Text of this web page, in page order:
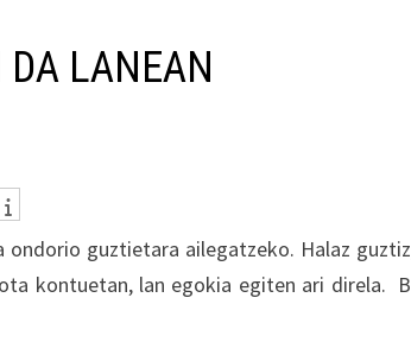
LANEAN
guztietara ailegatzeko. Halaz
kontuetan, lan egokia egiten ari direla.